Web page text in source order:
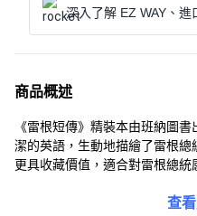
深入了解 EZ WAY、進
商品概述
《雷根短傳》精裝本由班納圖
潔的英語，生動地描繪了雷根
更具收藏價值，適合對雷根總
影響。本書的ISBN為
查